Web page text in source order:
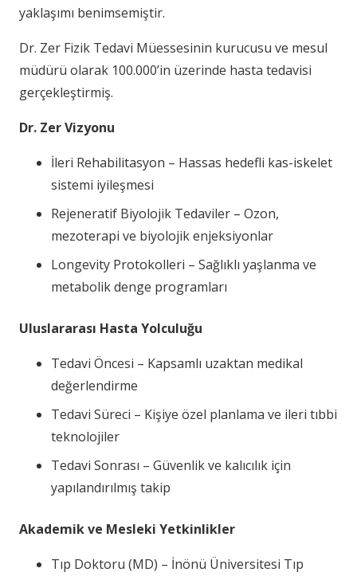
yaklaşımı benimsemiştir.
Dr. Zer Fizik Tedavi Müessesinin kurucusu ve mesul
müdürü olarak 100.000’in üzerinde hasta tedavisi
gerçekleştirmiş.
Dr. Zer Vizyonu
İleri Rehabilitasyon – Hassas hedefli kas-iskelet
sistemi iyileşmesi
Rejeneratif Biyolojik Tedaviler – Ozon,
mezoterapi ve biyolojik enjeksiyonlar
Longevity Protokolleri – Sağlıklı yaşlanma ve
metabolik denge programları
Uluslararası Hasta Yolculuğu
Tedavi Öncesi – Kapsamlı uzaktan medikal
değerlendirme
Tedavi Süreci – Kişiye özel planlama ve ileri tıbbi
teknolojiler
Tedavi Sonrası – Güvenlik ve kalıcılık için
yapılandırılmış takip
Akademik ve Mesleki Yetkinlikler
Tıp Doktoru (MD) – İnönü Üniversitesi Tıp